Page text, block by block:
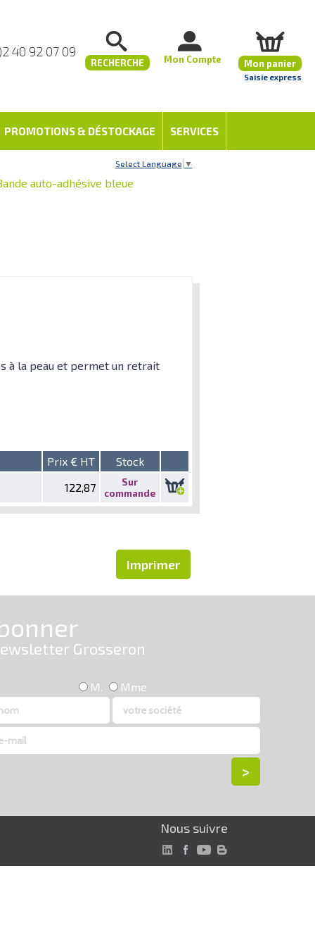
40 92 07 09
RECHERCHE Mon Compte Mon panier
Saisie express
PROMOTIONS & DÉSTOCKAGE SERVICES
Select Language ▼
auto-adhésive bleue
à la peau et permet un retrait
Prix € HT
Stock
122,87
Sur
commande
Imprimer
Nous suivre